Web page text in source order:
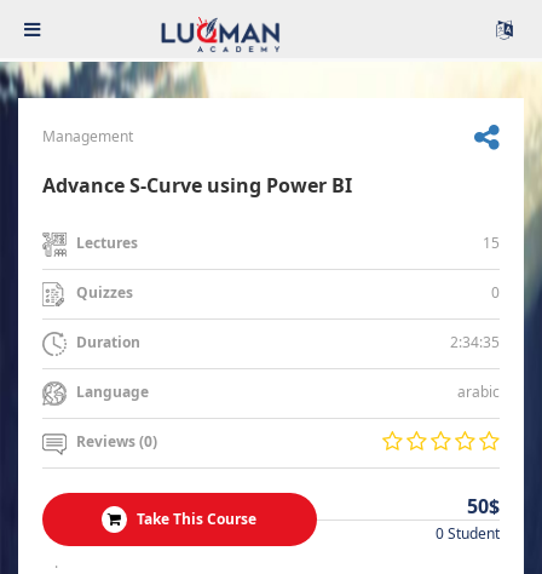
Management
Advance S-Curve using Power BI
Lectures 15
Quizzes 0
Duration 2:34:35
Language arabic
Reviews (0)
Take This Course 50$
0 Student
.